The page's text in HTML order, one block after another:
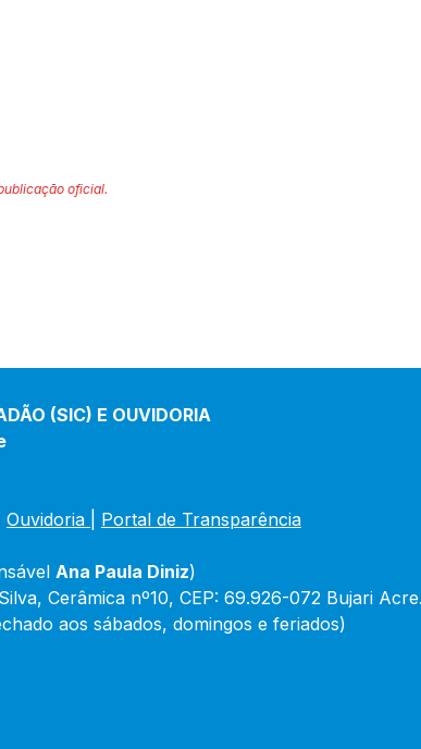
oficial.
(SIC) E OUVIDORIA
Ouvidoria Portal de Transparência
Ana Paula Diniz)
Cerâmica nº10, CEP: 69.926-072 Bujari Acre.
aos sábados, domingos e feriados)